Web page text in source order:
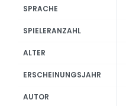
SPRACHE
SPIELERANZAHL
ALTER
ERSCHEINUNGSJAHR
AUTOR